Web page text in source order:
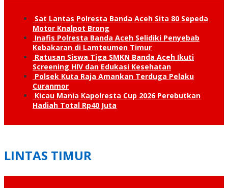
Sat Lantas Polresta Banda Aceh Sita 80 Sepeda
Motor Knalpot Brong
Inafis Polresta Banda Aceh Selidiki Penyebab
Kebakaran di Lamteumen Timur
Ratusan Siswa Tiga SMKN Banda Aceh Ikuti
Screening HIV dan Edukasi Kesehatan
Polsek Kuta Raja Amankan Terduga Pelaku
Curanmor
Kicau Mania Kapolresta Cup 2026 Perebutkan
Hadiah Total Rp40 Juta
LINTAS TIMUR